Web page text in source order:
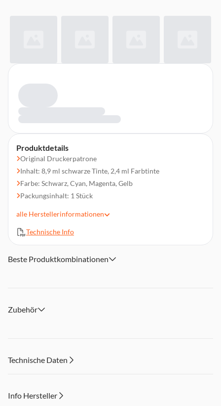
Produktdetails
Original Druckerpatrone
Inhalt: 8,9 ml schwarze Tinte, 2,4 ml Farbtinte
Farbe: Schwarz, Cyan, Magenta, Gelb
Packungsinhalt: 1 Stück
alle Herstellerinformationen
Technische Info
Beste Produktkombinationen
Zubehör
Technische Daten
Info Hersteller